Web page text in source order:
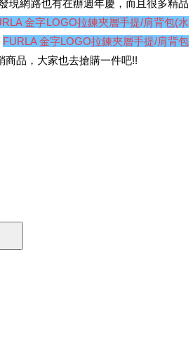
現網路也有在辦週年慶，而且很多精品
金字LOGO拉鍊夾層手提/肩背包(水
FURLA 金字LOGO拉鍊夾層手提/肩背包
商品，大家也去搶購一件吧!!